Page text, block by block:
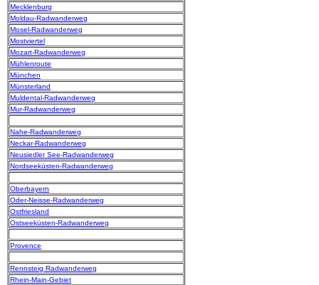
Mecklenburg
Moldau-Radwanderweg
Mosel-Radwanderweg
Mostviertel
Mozart-Radwanderweg
Mühlenroute
München
Münsterland
Muldental-Radwanderweg
Mur-Radwanderweg
Nahe-Radwanderweg
Neckar-Radwanderweg
Neusiedler See-Radwanderweg
Nordseeküsten-Radwanderweg
Oberbayern
Oder-Neisse-Radwanderweg
Ostfriesland
Ostseeküsten-Radwanderweg
Provence
Rennsteig Radwanderweg
Rhein-Main-Gebiet